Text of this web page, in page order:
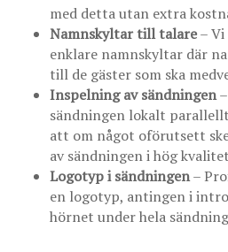
med detta utan extra
Namnskyltar till talare– Vi
enklare namnskyltar där
till de gäster som ska
Inspelning av sändningen
sändningen lokalt
att om något oförutsett
av sändningen i hög
Logotyp i sändningen–
en logotyp, antingen i
hörnet under hela